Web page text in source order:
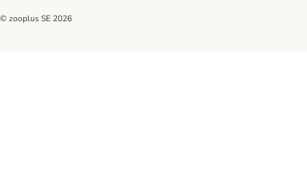
© zooplus SE 2026